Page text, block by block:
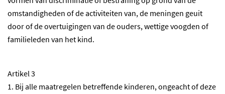
omstandigheden of de activiteiten van, de meningen geuit
door of de overtuigingen van de ouders, wettige voogden of
familieleden van het kind.
Artikel 3
1. Bij alle maatregelen betreffende kinderen, ongeacht of deze